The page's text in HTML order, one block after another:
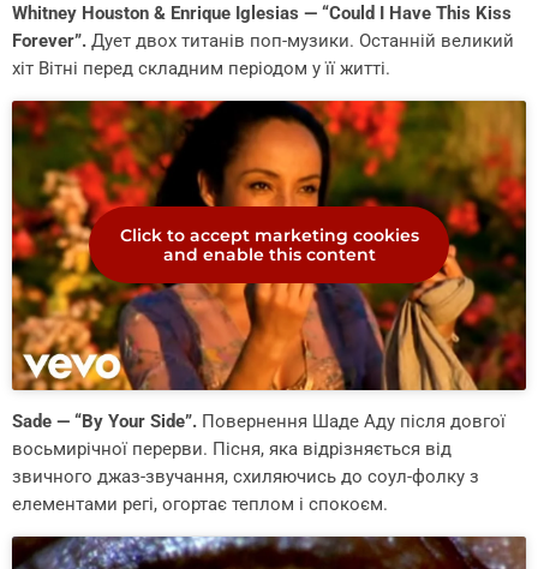
Whitney Houston & Enrique Iglesias — “Could I Have This Kiss
Forever”. Дует двох титанів поп-музики. Останній великий
хіт Вітні перед складним періодом у її житті.
Click to accept marketing cookies
and enable this content
Sade — “By Your Side”. Повернення Шаде Аду після довгої
восьмирічної перерви. Пісня, яка відрізняється від
звичного джаз-звучання, схиляючись до соул-фолку з
елементами регі, огортає теплом і спокоєм.